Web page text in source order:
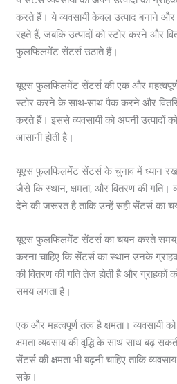
करते हैं। ये व्यवसायी केवल उत्पाद बनाने
रहते हैं, जबकि उत्पादों को स्टोर करने और
फुलफिलमेंट सेंटर्स उठाते हैं।
यूएस फुलफिलमेंट सेंटर्स की एक और महत्वपूर्ण
स्टोर करने के साथ-साथ पैक करने और
करते हैं। इससे व्यवसायी को अपनी उत्पादों
आसानी होती है।
यूएस फुलफिलमेंट सेंटर्स के चुनाव में ध्यान
जैसे कि स्थान, क्षमता, और वितरण की गति।
देने की जरूरत है ताकि उन्हें सही सेंटर्स का
यूएस फुलफिलमेंट सेंटर्स का चयन करते समय,
करना चाहिए कि सेंटर्स का स्थान उनके
की वितरण की गति तेज होती है और ग्राहकों
समय लगता है।
एक और महत्वपूर्ण तत्व है क्षमता। व्यवसायी
क्षमता व्यवसाय की वृद्धि के साथ साथ बढ़
सेंटर्स की क्षमता भी बढ़नी चाहिए ताकि
सके।